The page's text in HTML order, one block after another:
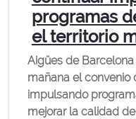
programas
el territorio
Aigües de
mañana el convenio
impulsando
mejorar la calidad